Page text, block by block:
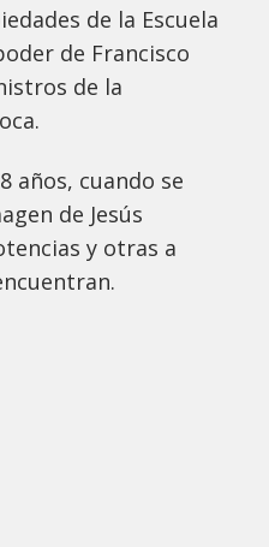
de la Escuela
de Francisco
de la
años, cuando se
de Jesús
y otras a